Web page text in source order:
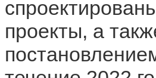
проекты, а